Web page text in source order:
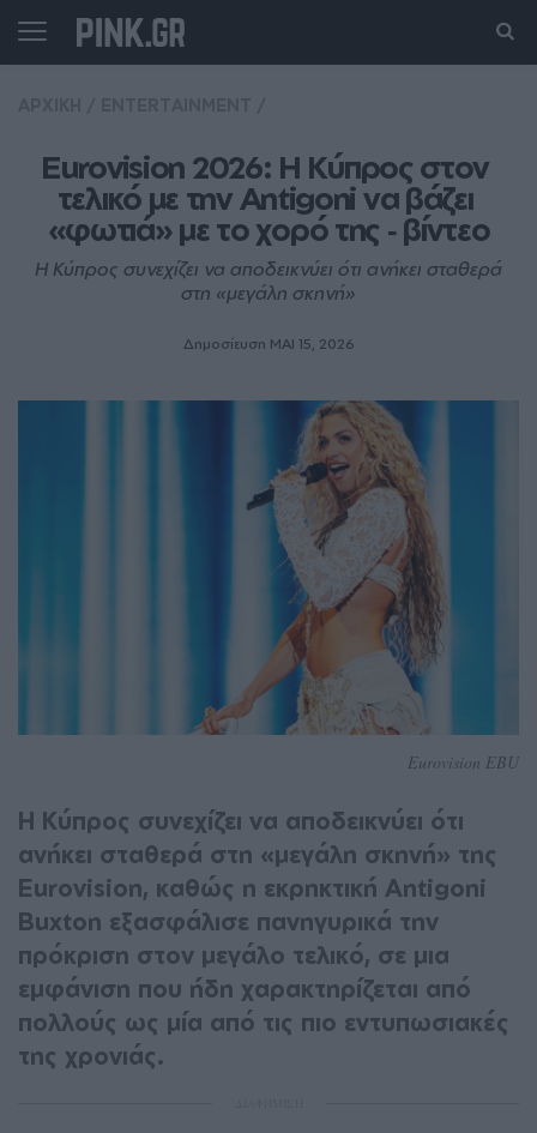
Eurovision 2026: Η Κύπρος στον
τελικό με την Antigoni να βάζει
«φωτιά» με το χορό της ‑ βίντεο
Η Κύπρος συνεχίζει να αποδεικνύει ότι ανήκει σταθερά
στη «μεγάλη σκηνή»
Δημοσίευση ΜΑΙ 15, 2026
Eurovision EBU
Η Κύπρος συνεχίζει να αποδεικνύει ότι
ανήκει σταθερά στη «μεγάλη σκηνή» της
Eurovision, καθώς η εκρηκτική Antigoni
Buxton εξασφάλισε πανηγυρικά την
πρόκριση στον μεγάλο τελικό, σε μια
εμφάνιση που ήδη χαρακτηρίζεται από
πολλούς ως μία από τις πιο εντυπωσιακές
της χρονιάς.